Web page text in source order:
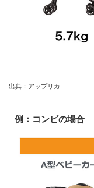
出典：アップリカ
例：コンビの場合